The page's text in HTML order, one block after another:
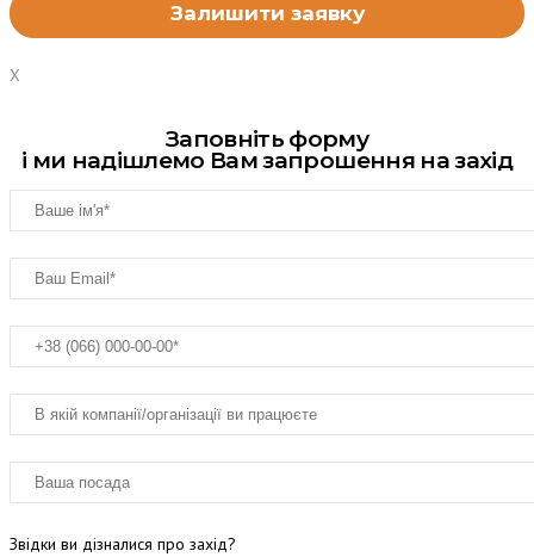
X
Заповніть форму
і ми надішлемо Вам запрошення на захід
Звідки ви дізналися про захід?